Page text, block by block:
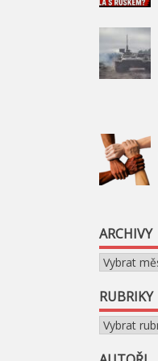
ARCHIVY
Archivy
RUBRIKY
Rubriky